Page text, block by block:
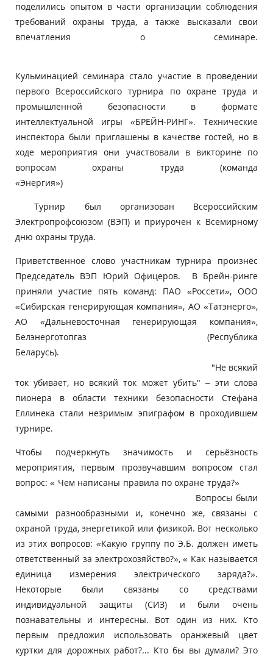
поделились опытом в части организации соблюдения
требований охраны труда, а также высказали свои
впечатления о семинаре.
Кульминацией семинара стало участие в проведении
первого Всероссийского турнира по охране труда и
промышленной безопасности в формате
интеллектуальной игры «БРЕЙН-РИНГ». Технические
инспектора были приглашены в качестве гостей, но в
ходе мероприятия они участвовали в викторине по
вопросам охраны труда (команда
«Энергия»)
Турнир был организован Всероссийским
Электропрофсоюзом (ВЭП) и приурочен к Всемирному
дню охраны труда.
Приветственное слово участникам турнира произнёс
Председатель ВЭП Юрий Офицеров. В Брейн-ринге
приняли участие пять команд: ПАО «Россети», ООО
«Сибирская генерирующая компания», АО «Татэнерго»,
АО «Дальневосточная генерирующая компания»,
Белэнерготопгаз (Республика
Беларусь).
"Не всякий
ток убивает, но всякий ток может убить" – эти слова
пионера в области техники безопасности Стефана
Еллинека стали незримым эпиграфом в проходившем
турнире.
Чтобы подчеркнуть значимость и серьёзность
мероприятия, первым прозвучавшим вопросом стал
вопрос: « Чем написаны правила по охране труда?»
Вопросы были
самыми разнообразными и, конечно же, связаны с
охраной труда, энергетикой или физикой. Вот несколько
из этих вопросов: «Какую группу по Э.Б. должен иметь
ответственный за электрохозяйство?», « Как называется
единица измерения электрического заряда?».
Некоторые были связаны со средствами
индивидуальной защиты (СИЗ) и были очень
познавательны и интересны. Вот один из них. Кто
первым предложил использовать оранжевый цвет
куртки для дорожных работ?... Кто бы вы думали? Это